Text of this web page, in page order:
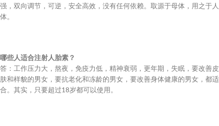
强，双向调节，可逆，安全高效，没有任何依赖。取源于母体，用之于人
体。
哪些人适合注射人胎素？
答：工作压力大，熬夜，免疫力低，精神衰弱，更年期，失眠，要改善皮
肤和样貌的男女，要抗老化和冻龄的男女，要改善身体健康的男女，都适
合。其实，只要超过18岁都可以使用。